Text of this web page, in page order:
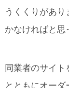
うくくりがあ
かなければと思
同業者のサイ
とともにオー